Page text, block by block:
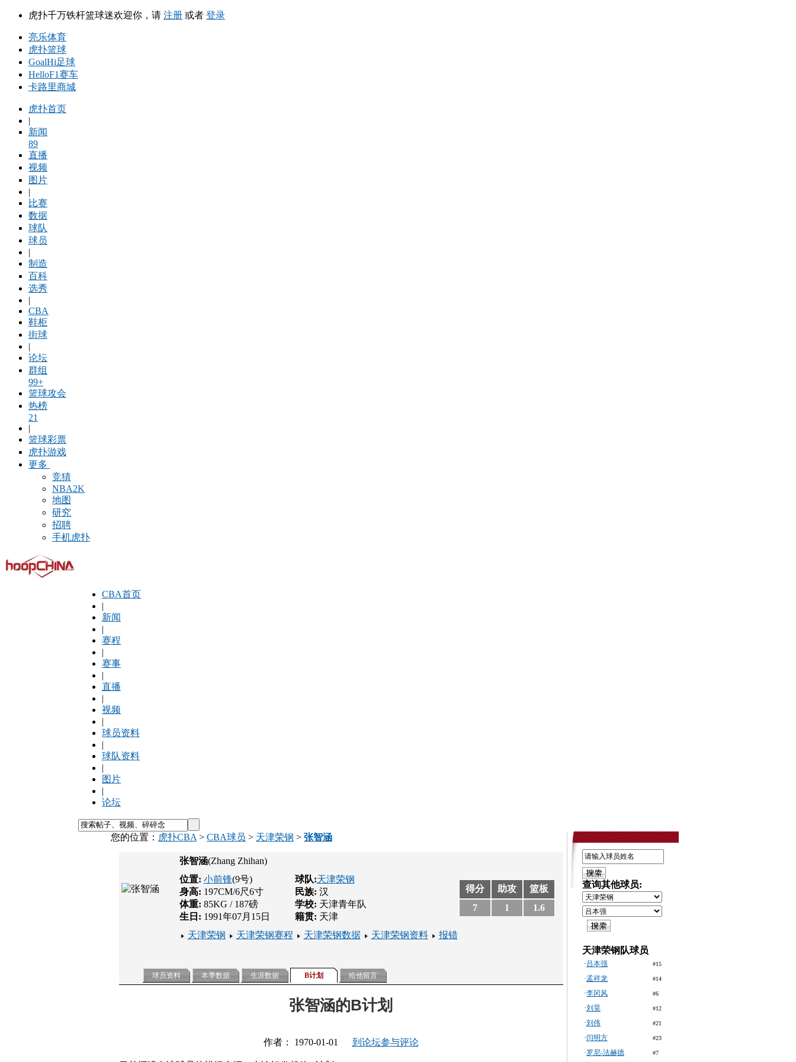
虎扑千万铁杆篮球迷欢迎你，请 注册 或者 登录
亮乐体育
虎扑篮球
GoalHi足球
HelloF1赛车
卡路里商城
虎扑首页
|
新闻
89
直播
视频
图片
|
比赛
数据
球队
球员
|
制造
百科
选秀
|
CBA
鞋柜
街球
|
论坛
群组
99+
篮球攻会
热榜
21
|
篮球彩票
虎扑游戏
更多
竞猜
NBA2K
地图
研究
招聘
手机虎扑
CBA首页
|
新闻
|
赛程
|
赛事
|
直播
|
视频
|
球员资料
|
球队资料
|
图片
|
论坛
您的位置： 虎扑CBA > CBA球员 > 天津荣钢 > 张智涵
张智涵(Zhang Zhihan)
位置: 小前锋(9号)
身高: 197CM/6尺6寸
体重: 85KG / 187磅
生日: 1991年07月15日
球队:天津荣钢
民族: 汉
学校: 天津青年队
籍贯: 天津
得分 助攻
篮板
7
1 1.6
天津荣钢 天津荣钢赛程 天津荣钢数据 天津荣钢资料 报错
球员资料 本季数据 生涯数据 B计划 给他留言
张智涵的B计划
作者： 1970-01-01 到论坛参与评论
查询其他球员:
天津荣钢队球员
·吕本强 #15
·孟祥龙 #14
·李冈风 #6
·刘昊 #12
·刘伟 #21
·闫明方 #23
·罗尼-法赫德 #7